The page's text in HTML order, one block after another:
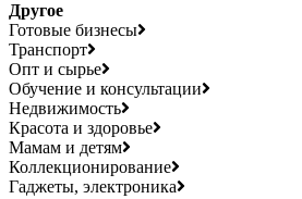
Другое
Готовые бизнесы
Транспорт
Опт и сырье
Обучение и консультации
Недвижимость
Красота и здоровье
Мамам и детям
Коллекционирование
Гаджеты, электроника